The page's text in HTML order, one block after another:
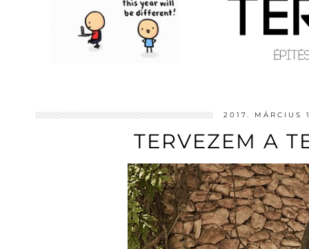
2017. MÁRCIUS
TERVEZEM A